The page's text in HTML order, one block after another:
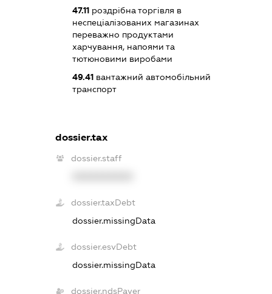
47.11 роздрібна торгівля в
неспеціалізованих магазинах
переважно продуктами
харчування, напоями та
тютюновими виробами
49.41 вантажний автомобільний
транспорт
dossier.tax
dossier.staff
dossier.taxDebt
dossier.missingData
dossier.esvDebt
dossier.missingData
dossier.ndsPayer